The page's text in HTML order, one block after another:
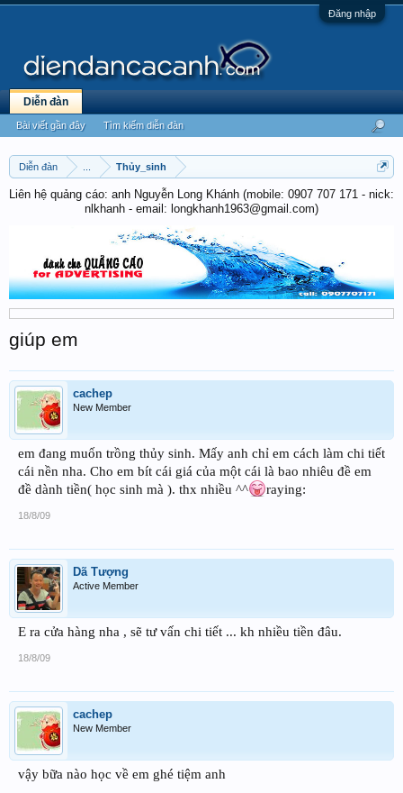
Đăng nhập
Diễn đàn Thủy_sinh
Liên hệ quảng cáo: anh Nguyễn Long Khánh (mobile: 0907 707 171 - nick:
nlkhanh - email: longkhanh1963@gmail.com)
giúp em
cachep
New Member
em đang muốn trồng thủy sinh. Mấy anh chỉ em cách làm chi tiết
cái nền nha. Cho em bít cái giá của một cái là bao nhiêu đề em
đề dành tiền( học sinh mà ). thx nhiều ^^
raying:
18/8/09
Dã Tượng
Active Member
E ra cửa hàng nha , sẽ tư vấn chi tiết ... kh nhiều tiền đâu.
18/8/09
cachep
New Member
vậy bữa nào học về em ghé tiệm anh
Diễn đàn
Bài viết gần đây Tìm kiếm diễn đàn